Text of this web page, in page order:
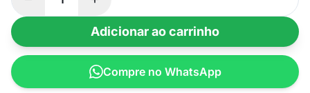
Adicionar ao carrinho
Compre no WhatsApp